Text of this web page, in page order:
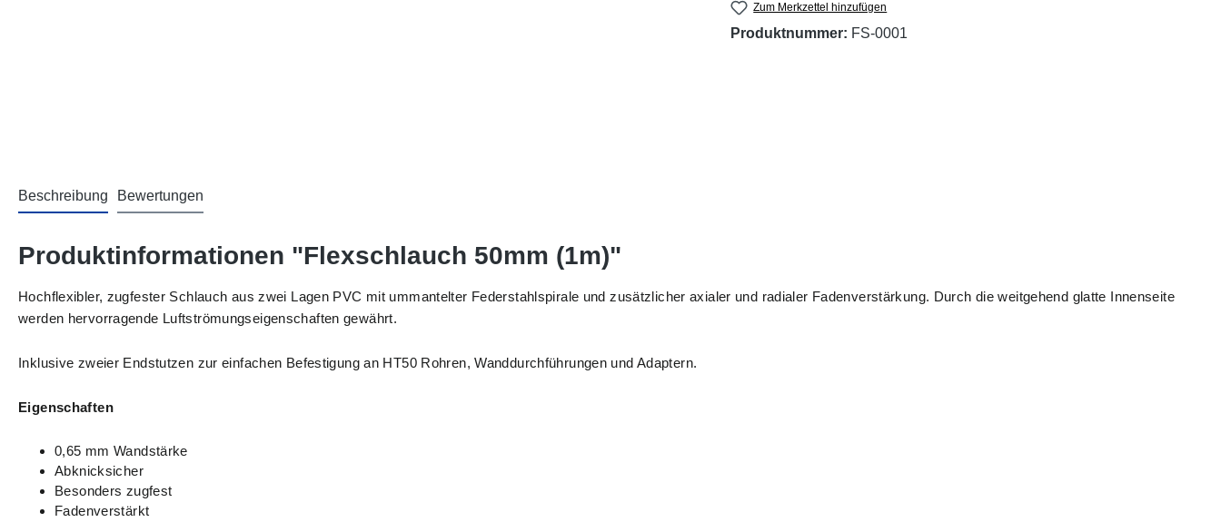
Zum Merkzettel hinzufügen
Produktnummer: FS-0001
Beschreibung Bewertungen
Produktinformationen "Flexschlauch 50mm (1m)"
Hochflexibler, zugfester Schlauch aus zwei Lagen PVC mit ummantelter Federstahlspirale und zusätzlicher axialer und radialer Fadenverstärkung. Durch die weitgehend glatte Innenseite
werden hervorragende Luftströmungseigenschaften gewährt.
Inklusive zweier Endstutzen zur einfachen Befestigung an HT50 Rohren, Wanddurchführungen und Adaptern.
Eigenschaften
0,65 mm Wandstärke
Abknicksicher
Besonders zugfest
Fadenverstärkt